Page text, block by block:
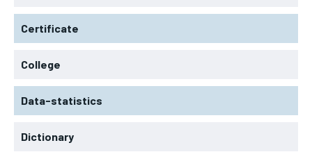
Certificate
College
Data-statistics
Dictionary